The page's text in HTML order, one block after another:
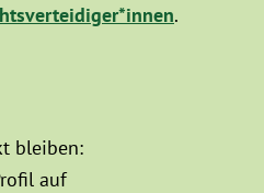
.
bleiben:
auf